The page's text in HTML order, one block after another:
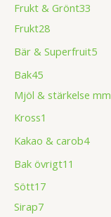
Frukt & Grönt33
Frukt28
Bär & Superfruit5
Bak45
Mjöl & stärkelse mm
Kross1
Kakao & carob4
Bak övrigt11
Sött17
Sirap7